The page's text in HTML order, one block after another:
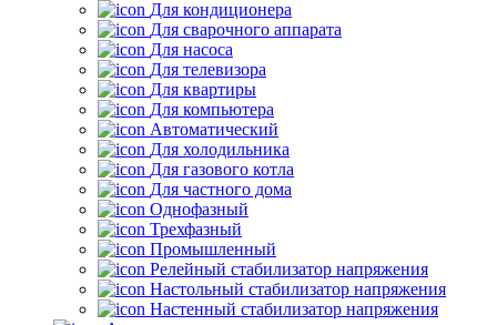
Для кондиционера
Для сварочного аппарата
Для насоса
Для телевизора
Для квартиры
Для компьютера
Автоматический
Для холодильника
Для газового котла
Для частного дома
Однофазный
Трехфазный
Промышленный
Релейный стабилизатор напряжения
Настольный стабилизатор напряжения
Настенный стабилизатор напряжения